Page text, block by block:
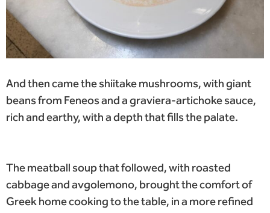
And then came the shiitake mushrooms, with giant
beans from Feneos and a graviera-artichoke sauce,
rich and earthy, with a depth that fills the palate.
The meatball soup that followed, with roasted
cabbage and avgolemono, brought the comfort of
Greek home cooking to the table, in a more refined